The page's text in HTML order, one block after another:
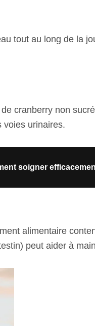
tout au long de la
cranberry non
voies urinaires.
soigner
alimentaire
peut aider à